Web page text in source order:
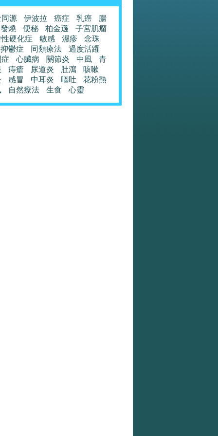
源 伊波拉 癌症 乳癌
腸
發燒
便秘 柏金遜
子宮肌瘤
硬化症
敏感 濕疹
念珠
抑鬱症
同類療法
過度活躍
心臟病 關節炎 中風
青
痔瘡 尿道炎 肚瀉
咳嗽
感冒 中耳炎 嘔吐
花粉熱
自然療法 生食 心靈